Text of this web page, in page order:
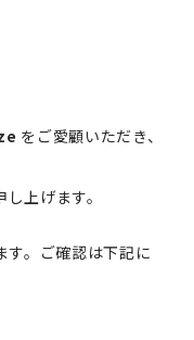
をご愛顧いただき、
上げます。
す。ご確認は下記に